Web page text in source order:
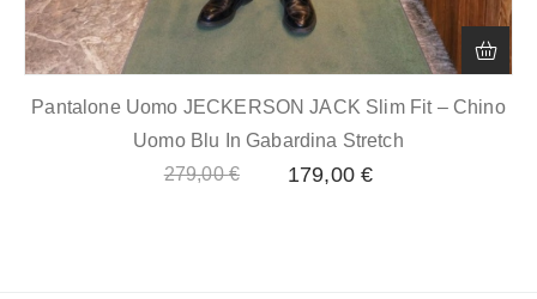
Pantalone Uomo JECKERSON JACK Slim Fit – Chino
Uomo Blu In Gabardina Stretch
279,00€ 179,00€